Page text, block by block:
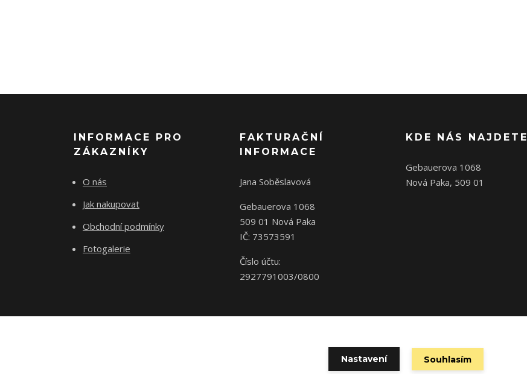
INFORMACE PRO
ZÁKAZNÍKY
O nás
Jak nakupovat
Obchodní podmínky
Fotogalerie
FAKTURAČNÍ
INFORMACE
Jana Soběslavová
Gebauerova 1068
509 01 Nová Paka
IČ: 73573591
Číslo účtu:
2927791003/0800
KDE NÁS NAJDETE
Gebauerova 1068
Nová Paka, 509 01
Nastavení Souhlasím